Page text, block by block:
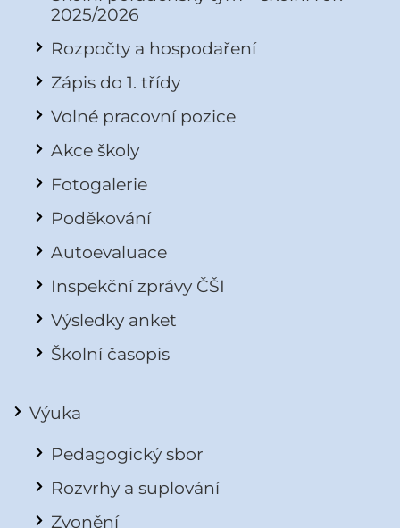
2025/2026
Rozpočty a hospodaření
Zápis do 1. třídy
Volné pracovní pozice
Akce školy
Fotogalerie
Poděkování
Autoevaluace
Inspekční zprávy ČŠI
Výsledky anket
Školní časopis
Výuka
Pedagogický sbor
Rozvrhy a suplování
Zvonění